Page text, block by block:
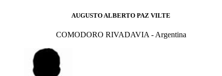
AUGUSTO ALBERTO PAZ VILTE
COMODORO RIVADAVIA - Argentina